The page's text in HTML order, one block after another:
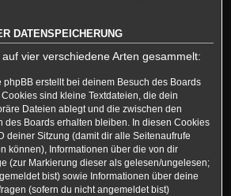
DATENSPEICHERUNG
vier verschiedene Arten gesammelt:
phpBB erstellt bei deinem Besuch des Boards
sind kleine Textdateien, die dein
Dateien ablegt und die zwischen den
des Boards erhalten bleiben. In diesen Cookies
deiner Sitzung (damit dir alle Seitenaufrufe
können), Informationen über die von dir
(zur Markierung dieser als gelesen/ungelesen;
bist) sowie Informationen über deine
(sofern du nicht angemeldet bist)